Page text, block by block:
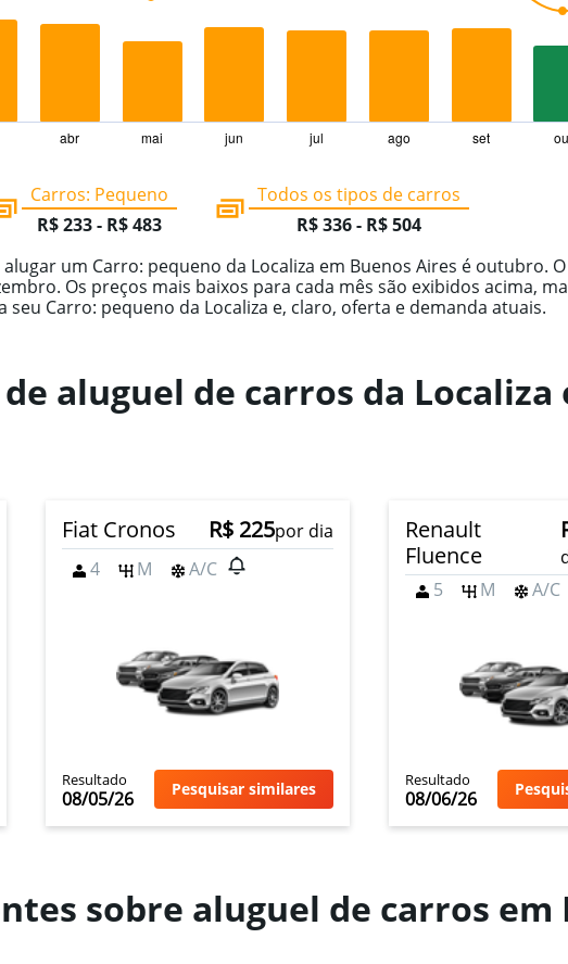
abr mai jun jul ago set
Carros: Pequeno
R$ 233 - R$ 483
Todos os tipos de carros
R$ 336 - R$ 504
um Carro: pequeno da Localiza em Buenos Aires é outubro.
Os preços mais baixos para cada mês são exibidos acima,
Carro: pequeno da Localiza e, claro, oferta e demanda atuais.
aluguel de carros da Localiza
Fiat Cronos R$ 225por dia
4
M A/C
Resultado
08/05/26 Pesquisar similares
Renault
Fluence
5
M A/C
Resultado
08/06/26
sobre aluguel de carros em